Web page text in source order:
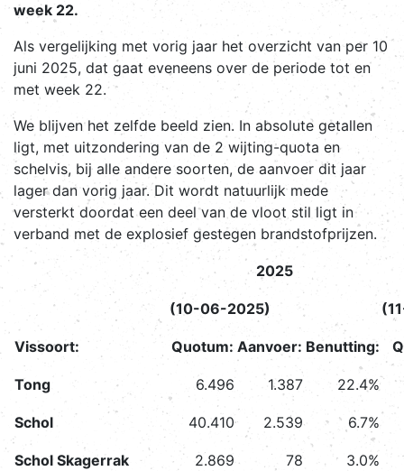
week 22.
Als vergelijking met vorig jaar het overzicht van per 10
juni 2025, dat gaat eveneens over de periode tot en
met week 22.
We blijven het zelfde beeld zien. In absolute getallen
ligt, met uitzondering van de 2 wijting-quota en
schelvis, bij alle andere soorten, de aanvoer dit jaar
lager dan vorig jaar. Dit wordt natuurlijk mede
versterkt doordat een deel van de vloot stil ligt in
verband met de explosief gestegen brandstofprijzen.
2025
(10-06-2025)
Vissoort: Quotum: Aanvoer: Benutting:
Tong 6.496 1.387 22.4%
Schol 40.410 2.539 6.7%
Schol Skagerrak 2.869 78 3.0%